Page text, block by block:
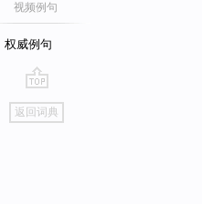
视频例句
权威例句
go
top
返回词典